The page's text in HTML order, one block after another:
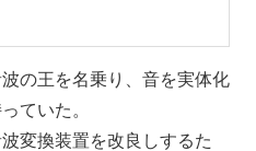
の王を名乗り、音を実体化
ていた。
変換装置を改良しするた